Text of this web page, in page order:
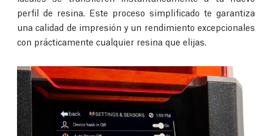
perfil de resina. Este proceso simplificado te garantiza
una calidad de impresión y un rendimiento excepcionales
con prácticamente cualquier resina que elijas.